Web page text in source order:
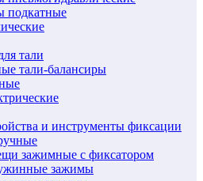
подкатные
тали
тали-балансиры
и инструменты фиксации
зажимные с фиксатором
зажимы